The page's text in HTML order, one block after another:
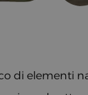
di elementi